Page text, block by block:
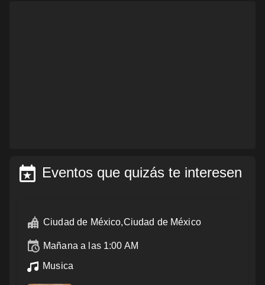
Eventos que quizás te interesen
Ciudad de México,Ciudad de México
mañana a las 1:00 AM
Musica